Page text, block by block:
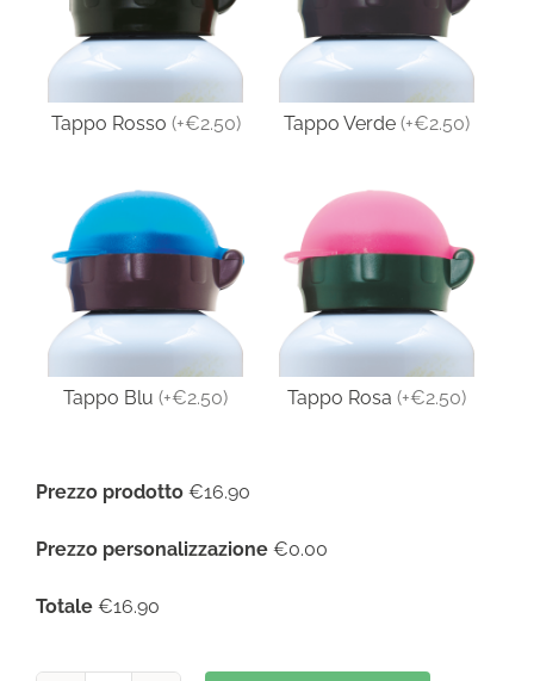
Tappo Rosso (+€2.50) Tappo Verde (+€2.50)
Tappo Blu (+€2.50) Tappo Rosa (+€2.50)
Prezzo prodotto €16.90
Prezzo personalizzazione €0.00
Totale €16.90